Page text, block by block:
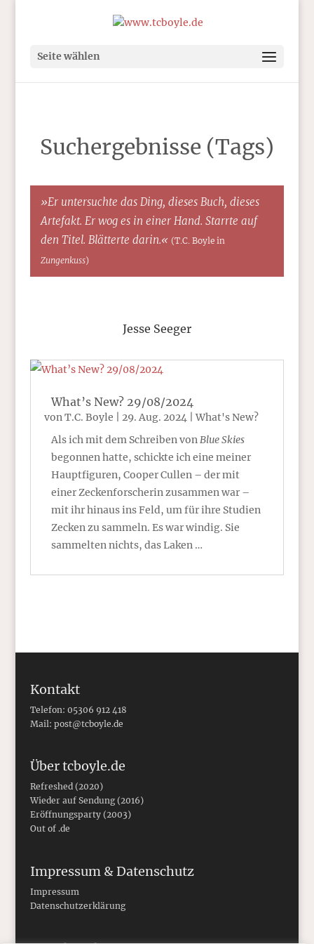
Seite wählen
Suchergebnisse (Tags)
»Er untersuchte das Ding, dieses Buch, dieses
Artefakt. Er wog es in einer Hand. Starrte auf
den Titel. Blätterte darin.« (T.C. Boyle in
Zungenkuss)
Jesse Seeger
What’s New? 29/08/2024
vonT.C. Boyle 29. Aug. 2024|What's New?
Als ich mit dem Schreiben vonBlue Skies
begonnen hatte, schickte ich eine meiner
Hauptfiguren, Cooper Cullen – der mit
einer Zeckenforscherin zusammen war –
mit ihr hinaus ins Feld, um für ihre Studien
Zecken zu sammeln. Es war windig. Sie
sammelten nichts, das Laken …
Kontakt
Telefon: 05306 912 418
Mail: post@tcboyle.de
Über tcboyle.de
Refreshed (2020)
Wieder auf Sendung (2016)
Eröffnungsparty (2003)
Out of .de
Impressum & Datenschutz
Impressum
Datenschutzerklärung